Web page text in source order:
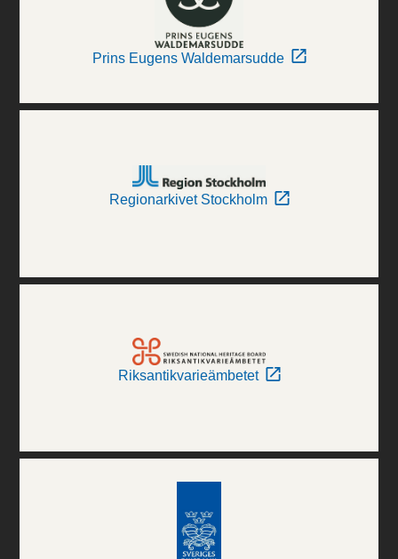
Prins Eugens Waldemarsudde
Regionarkivet Stockholm
Riksantikvarieämbetet